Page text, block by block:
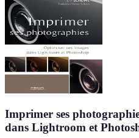
Imprimer ses
dans Lightroom et